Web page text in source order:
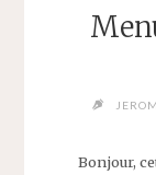
Bonjour,